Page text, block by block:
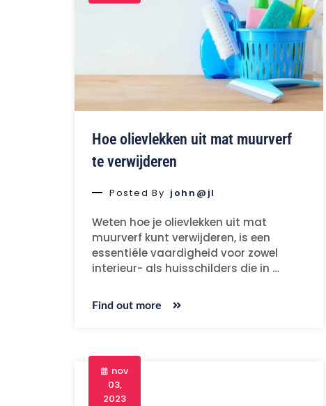
Hoe olievlekken uit mat muurverf
te verwijderen
Posted By john@jl
Weten hoe je olievlekken uit mat
muurverf kunt verwijderen, is een
essentiële vaardigheid voor zowel
interieur- als huisschilders die in …
Find out more
nov
03,
2023